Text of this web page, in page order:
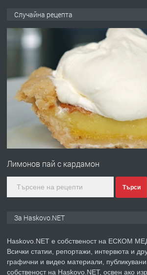
АПАРТАМЕНТ В
ХАСКОВО
ПРЕДЛАГА
№4120 Магазин/
градската градина!
ПРЕДЛАГА
Случайна рецепта
Лимонов пай с кардамон
Търси
За Haskovo.NET
Haskovo.NET е собственост на ЕСКОМ
Всички статии, репортажи, интервюта и
графични и видео материали,
собственост на Haskovo.NET, освен ако